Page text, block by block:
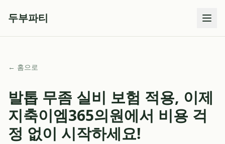
두부파티
← 홈으로
발톱 무좀 실비 보험 적용, 이제
지축이엠365의원에서 비용 걱
정 없이 시작하세요!